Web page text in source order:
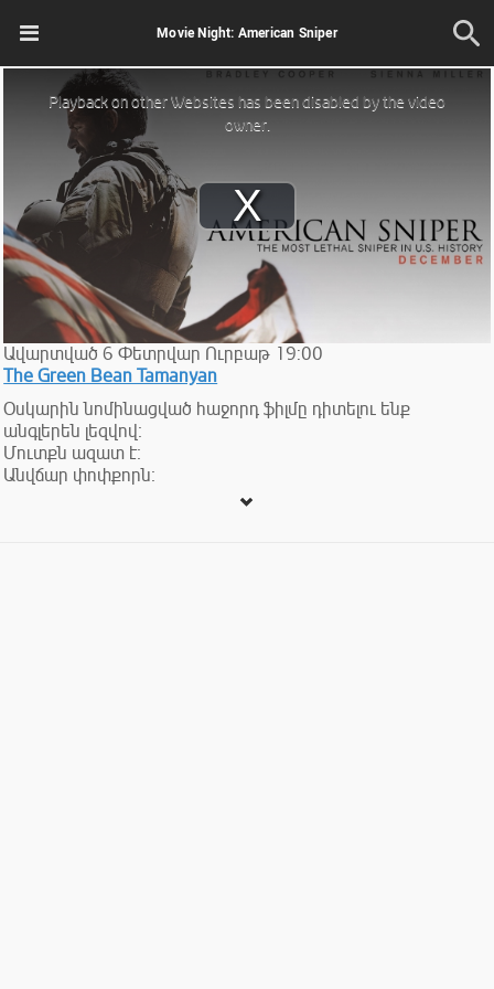
Movie Night: American Sniper
Play
Video
Playback on other Websites has been disabled by the video
owner.
Ավարտված 6 Փետրվար Ուրբաթ 19:00
The Green Bean Tamanyan
Օսկարին նոմինացված հաջորդ ֆիլմը դիտելու ենք
անգլերեն լեզվով։
Մուտքն ազատ է։
Անվճար փոփքորն։